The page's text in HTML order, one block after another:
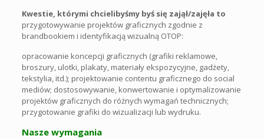
Kwestie, którymi chcielibyśmy byś się zajął/zajęła to
przygotowywanie projektów graficznych zgodnie z
brandbookiem i identyfikacją wizualną OTOP:
opracowanie koncepcji graficznych (grafiki reklamowe,
broszury, ulotki, plakaty, materiały ekspozycyjne, gadżety,
tekstylia, itd.); projektowanie contentu graficznego do social
mediów; dostosowywanie, konwertowanie i optymalizowanie
projektów graficznych do różnych wymagań technicznych;
przygotowanie grafiki do wizualizacji lub wydruku.
Nasze wymagania